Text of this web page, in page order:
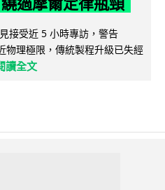
接受近 5 小時專訪，警告
物理極限，傳統製程升級已失經
讀全文